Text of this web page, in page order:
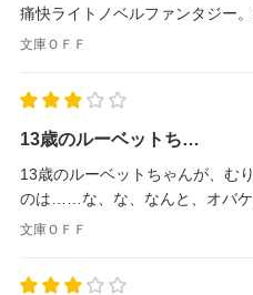
痛快ライトノベルファンタジー。
文庫ＯＦＦ
13歳のルーベットち…
13歳のルーベットちゃんが、む
のは……な、な、なんと、オバ
文庫ＯＦＦ